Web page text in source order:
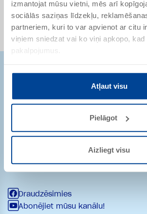
izmantojat mūsu vietni, mēs arī
sociālās saziņas līdzekļu,
partneriem, kuri to var apvienot ar citu
viņiem sniedzat vai ko viņi apkopo, kad
pakalpojumus.
Atļaut visu
Pielāgot
Aizliegt visu
Details page
pasutijumi@remmers.com
+ 371 29232361
Draudzēsimies
Abonējiet mūsu kanālu!